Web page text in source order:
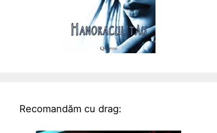
Recomandăm cu drag: